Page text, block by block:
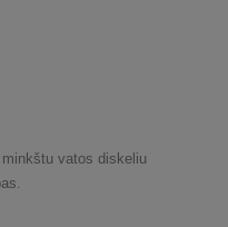
vatos diskeliu